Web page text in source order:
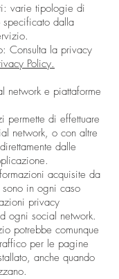
varie tipologie di
specificato dalla
Consulta la privacy
Policy.
network e piattaforme
permette di effettuare
network, o con altre
dalle
acquisite da
in ogni caso
privacy
ogni social network.
potrebbe comunque
per le pagine
anche quando